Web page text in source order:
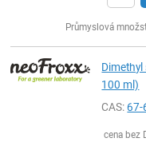
Průmyslová
100 ml)
CAS:67-
cena bez